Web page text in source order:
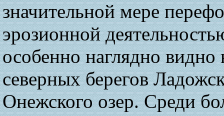
значительной мере
эрозионной
особенно наглядно видно
северных берегов
Онежского озер. Среди